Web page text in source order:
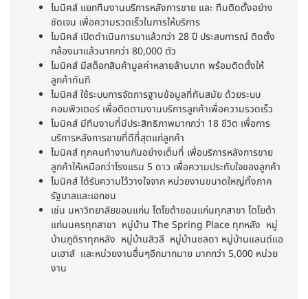
ไมนิคส์ แยกทีมงานบริการหลังการขาย และ ทีมติดตั้งอย่าง
ชัดเจน เพื่อความรวดเร็วในการให้บริการ
ไมนิคส์ เปิดดำเนินการมาแล้วกว่า 28 ปี ประสบการณ์ ติดตั้ง
กล้องมาแล้วมากกว่า 80,000 ตัว
ไมนิคส์ มีสต็อกสินค้ามูลค่าหลายล้านบาท พร้อมติดตั้งให้
ลูกค้าทันที
ไมนิคส์ ใช้ระบบการจัดการฐานข้อมูลที่ทันสมัย ด้วยระบบ
คอมพิวเตอร์ เพื่อติดตามงานบริการลูกค้าเพื่อความรวดเร็ว
ไมนิคส์ มีทีมงานที่มีประสิทธิภาพมากกว่า 18 ชีวิต เพื่อการ
บริการหลังการขายที่ดีที่สุดแก่ลูกค้า
ไมนิคส์ ทุกคนทำงานกันอย่างเต็มที่ เพื่อบริการหลังการขาย
ลูกค้าให้เหนือกว่าโรงแรม 5 ดาว เพื่อความประทับใจของลูกค้า
ไมนิคส์ ได้รับความไว้วางใจจาก หน่วยงานขนาดใหญ่ทั้งภาค
รัฐบาลและเอกชน
เช่น มหาวิทยาลัยขอนแก่น โตโยต้าขอนแก่นทุกสาขา โตโยต้า
แก่นนครทุกสาขา หมู่บ้าน The Spring Place ทุกหลัง หมู่
บ้านภูดิราทุกหลัง หมู่บ้านสิวลี หมู่บ้านชลดา หมู่บ้านแลนด์แอ
นเฮาส์ และหน่วยงานอื่นๆอีกมากมาย มากกว่า 5,000 หน่วย
งาน